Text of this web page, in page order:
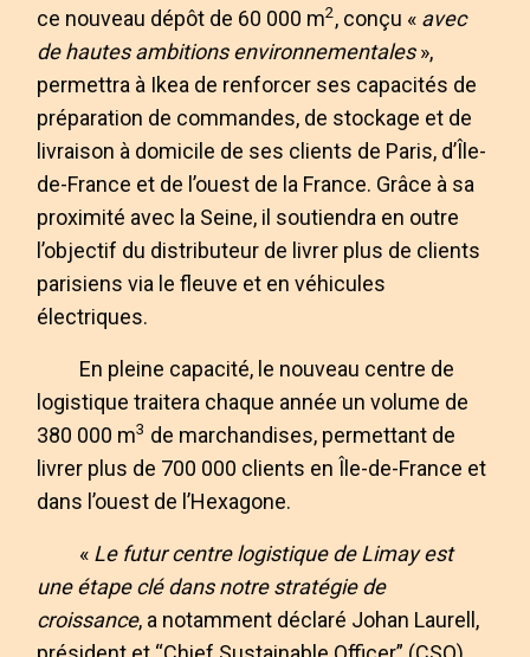
ce nouveau dépôt de 60 000 m2, conçu « avec
de hautes ambitions environnementales»,
permettra à Ikea de renforcer ses capacités de
préparation de commandes, de stockage et de
livraison à domicile de ses clients de Paris, d’Île-
de-France et de l’ouest de la France. Grâce à sa
proximité avec la Seine, il soutiendra en outre
l’objectif du distributeur de livrer plus de clients
parisiens via le fleuve et en véhicules
électriques.
En pleine capacité, le nouveau centre de
logistique traitera chaque année un volume de
380 000 m3 de marchandises, permettant de
livrer plus de 700 000 clients en Île-de-France et
dans l’ouest de l’Hexagone.
« Le futur centre logistique de Limay est
une étape clé dans notre stratégie de
croissance, a notamment déclaré Johan Laurell,